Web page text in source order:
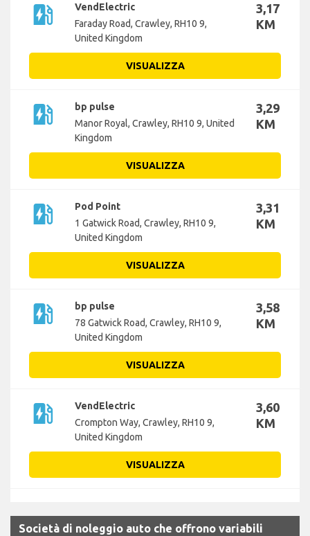
ev_station
VendElectric
Faraday Road, Crawley, RH10 9,
United Kingdom
3,17
KM
VISUALIZZA
ev_station
bp pulse
Manor Royal, Crawley, RH10 9, United
Kingdom
3,29
KM
VISUALIZZA
ev_station
Pod Point
1 Gatwick Road, Crawley, RH10 9,
United Kingdom
3,31
KM
VISUALIZZA
ev_station
bp pulse
78 Gatwick Road, Crawley, RH10 9,
United Kingdom
3,58
KM
VISUALIZZA
ev_station
VendElectric
Crompton Way, Crawley, RH10 9,
United Kingdom
3,60
KM
VISUALIZZA
Società di noleggio auto che offrono variabili